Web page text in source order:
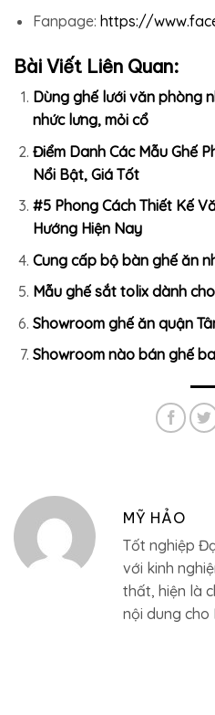
Fanpage: https://
Bài Viết Liên Quan:
Dùng ghế lưới văn phòng
nhức lưng, mỏi cổ
Điểm Danh Các Mẫu Ghế
Nổi Bật, Giá Tốt
#5 Phong Cách Thiết Kế
Hướng Hiện Nay
Cung cấp bộ bàn ghế ăn
Mẫu ghế sắt tolix dành
Showroom ghế ăn quận
Showroom nào bán ghế
MỸ HẢO
Tốt nghiệp
với kinh
thất, hiện là
nội dung cho